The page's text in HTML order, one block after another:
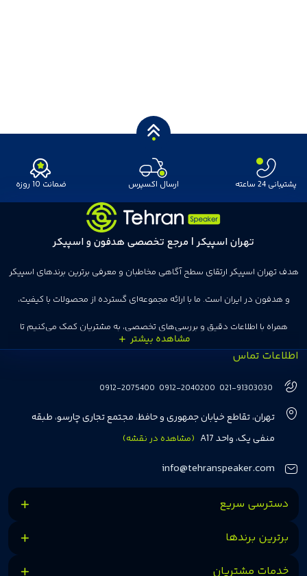
پشتیبانی 24 ساعته ارسال اکسپرس ضمانت 10 روزه
تهران اسپیکر | مرجع تخصصی هدفون و اسپیکر
هدف تهران اسپیکر ارتقای سطح آگاهی مخاطبان و معرفی برترین برندهای اسپیکر
و هدفون در ایران است. ما با ارائه مجموعه‌ای گسترده از محصولات با کیفیت،
همراه با اطلاعات دقیق و بررسی‌های تخصصی، به مشتریان کمک می‌کنیم تا
انتخاب‌های درست و هوشمندانه‌ای داشته باشند. تهران اسپیکر با تجربه‌ای بیش از
هفت سال در این زمینه، بر ایجاد تجربه خریدی آسان، سریع و مطمئن تمرکز دارد تا
مشتریان بتوانند با خیالی آسوده از انتخاب خود لذت ببرند. ما به رضایت و اعتماد
مشتریان اهمیت می‌دهیم و همواره در تلاشیم تا بهترین‌ها را برای آن‌ها فراهم
کنیم.
اطلاعات تماس
021-91303030
0912-2040200
0912-2075400
تهران، تقاطع خیابان جمهوری و حافظ، مجتمع تجاری چارسو، طبقه
منفی یک، واحد A17
(مشاهده در نقشه)
info@tehranspeaker.com
دسترسی سریع
برترین برندها
خدمات مشتریان